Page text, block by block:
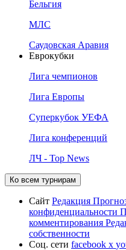
Бельгия
МЛС
Саудовская Аравия
Еврокубки
Лига чемпионов
Лига Европы
Суперкубок УЕФА
Лига конференций
ЛЧ - Top News
Ко всем турнирам
Сайт Редакция
конфиденциальности
комментирования
собственности
Соц. сети facebook x